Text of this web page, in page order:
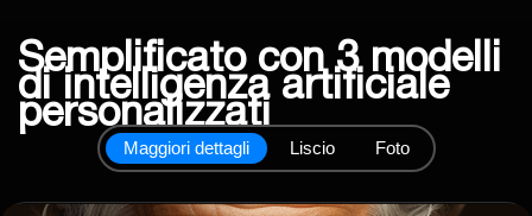
Semplificato con 3 modelli
di intelligenza artificiale
personalizzati
Maggiori dettagli Liscio Foto